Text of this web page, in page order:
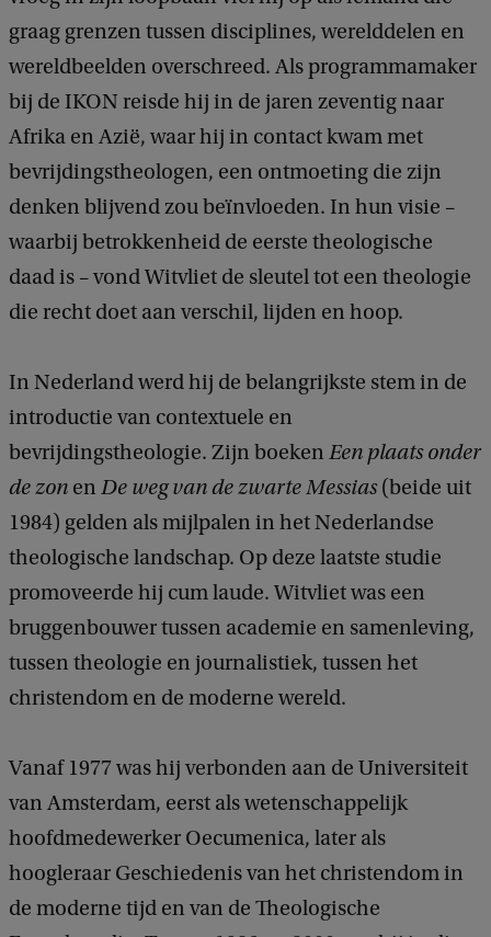
graag grenzen tussen disciplines, werelddelen en
wereldbeelden overschreed. Als programmamaker
bij de IKON reisde hij in de jaren zeventig naar
Afrika en Azië, waar hij in contact kwam met
bevrijdingstheologen, een ontmoeting die zijn
denken blijvend zou beïnvloeden. In hun visie –
waarbij betrokkenheid de eerste theologische
daad is – vond Witvliet de sleutel tot een theologie
die recht doet aan verschil, lijden en hoop.
In Nederland werd hij de belangrijkste stem in de
introductie van contextuele en
bevrijdingstheologie. Zijn boeken Een plaats onder
de zon en De weg van de zwarte Messias(beide uit
1984) gelden als mijlpalen in het Nederlandse
theologische landschap. Op deze laatste studie
promoveerde hij cum laude. Witvliet was een
bruggenbouwer tussen academie en samenleving,
tussen theologie en journalistiek, tussen het
christendom en de moderne wereld.
Vanaf 1977 was hij verbonden aan de Universiteit
van Amsterdam, eerst als wetenschappelijk
hoofdmedewerker Oecumenica, later als
hoogleraar Geschiedenis van het christendom in
de moderne tijd en van de Theologische